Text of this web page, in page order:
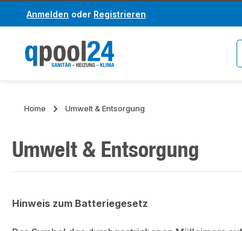
Hauptinhalt springen
Zur Suche springen
Anmelden oder Registrieren
Home Umwelt & Entsorgung
Umwelt & Entsorgung
Hinweis zum Batteriegesetz